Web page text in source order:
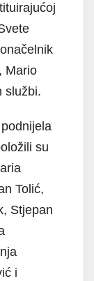
Mario
službi.
su
Tolić,
Stjepan
i